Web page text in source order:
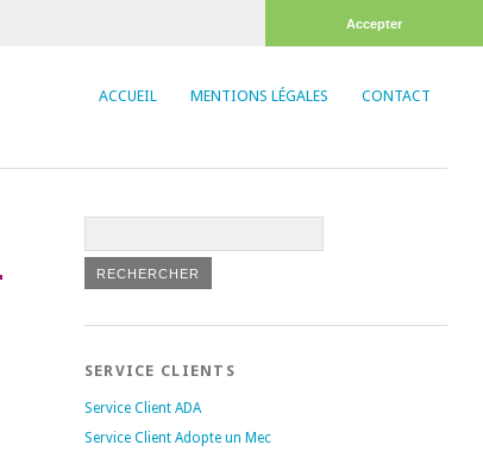
Accepter
ACCUEIL MENTIONS LÉGALES CONTACT
SERVICE CLIENTS
Service Client ADA
Service Client Adopte un Mec